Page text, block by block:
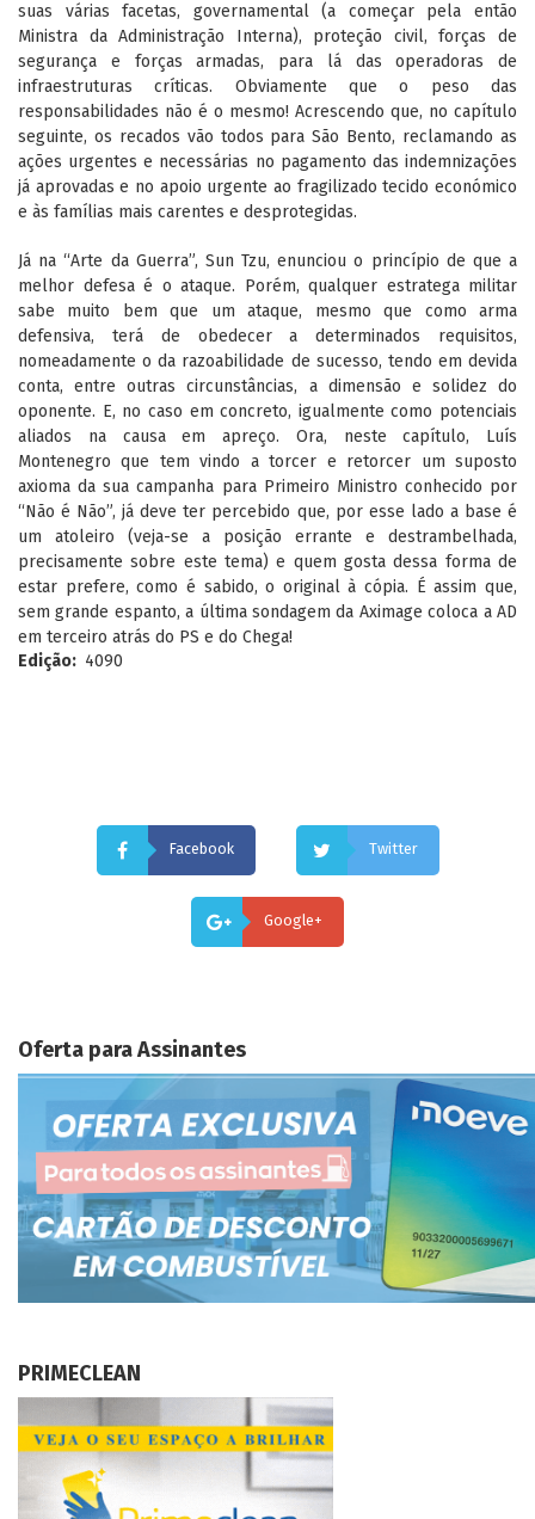
suas várias facetas, governamental (a começar pela então
Ministra da Administração Interna), proteção civil, forças de
segurança e forças armadas, para lá das operadoras de
infraestruturas críticas. Obviamente que o peso das
responsabilidades não é o mesmo! Acrescendo que, no capítulo
seguinte, os recados vão todos para São Bento, reclamando as
ações urgentes e necessárias no pagamento das indemnizações
já aprovadas e no apoio urgente ao fragilizado tecido económico
e às famílias mais carentes e desprotegidas.
Já na “Arte da Guerra”, Sun Tzu, enunciou o princípio de que a
melhor defesa é o ataque. Porém, qualquer estratega militar
sabe muito bem que um ataque, mesmo que como arma
defensiva, terá de obedecer a determinados requisitos,
nomeadamente o da razoabilidade de sucesso, tendo em devida
conta, entre outras circunstâncias, a dimensão e solidez do
oponente. E, no caso em concreto, igualmente como potenciais
aliados na causa em apreço. Ora, neste capítulo, Luís
Montenegro que tem vindo a torcer e retorcer um suposto
axioma da sua campanha para Primeiro Ministro conhecido por
“Não é Não”, já deve ter percebido que, por esse lado a base é
um atoleiro (veja-se a posição errante e destrambelhada,
precisamente sobre este tema) e quem gosta dessa forma de
estar prefere, como é sabido, o original à cópia. É assim que,
sem grande espanto, a última sondagem da Aximage coloca a AD
em terceiro atrás do PS e do Chega!
Edição
4090
Facebook Twitter
Google+
Oferta para Assinantes
PRIMECLEAN